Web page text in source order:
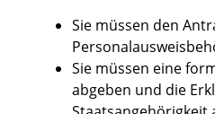
Sie müssen den
Sie müssen eine
abgeben und die